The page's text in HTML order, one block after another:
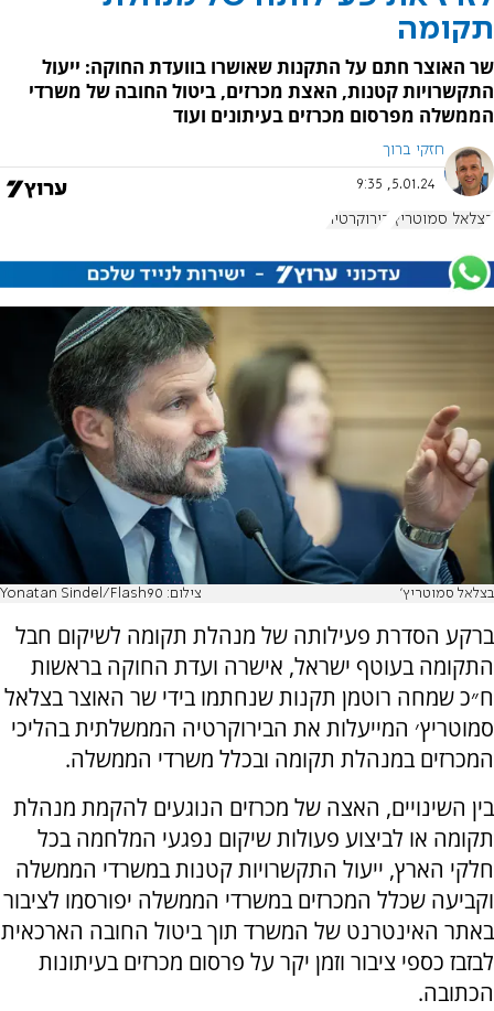
תקומה
שר האוצר חתם על התקנות שאושרו בוועדת החוקה: ייעול
התקשרויות קטנות, האצת מכרזים, ביטול החובה של משרדי
הממשלה מפרסום מכרזים בעיתונים ועוד
חזקי ברוך
5.01.24, 9:35
בצלאל סמוטריץ' בירוקרטיה
בצלאל סמוטריץ' צילום: Yonatan Sindel/Flash90
ברקע הסדרת פעילותה של מנהלת תקומה לשיקום חבל
התקומה בעוטף ישראל, אישרה ועדת החוקה בראשות
ח״כ שמחה רוטמן תקנות שנחתמו בידי שר האוצר בצלאל
סמוטריץ׳ המייעלות את הבירוקרטיה הממשלתית בהליכי
המכרזים במנהלת תקומה ובכלל משרדי הממשלה.
בין השינויים, האצה של מכרזים הנוגעים להקמת מנהלת
תקומה או לביצוע פעולות שיקום נפגעי המלחמה בכל
חלקי הארץ, ייעול התקשרויות קטנות במשרדי הממשלה
וקביעה שכלל המכרזים במשרדי הממשלה יפורסמו לציבור
באתר האינטרנט של המשרד תוך ביטול החובה הארכאית
לבזבז כספי ציבור וזמן יקר על פרסום מכרזים בעיתונות
הכתובה.